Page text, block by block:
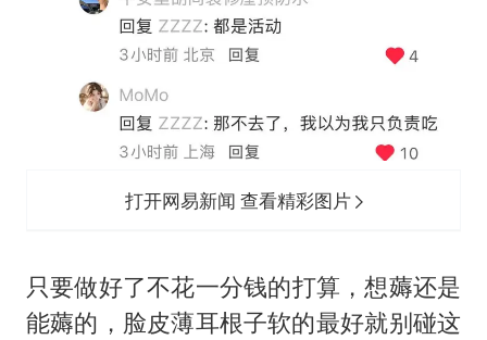
打开网易新闻 查看精彩图片
只要做好了不花一分钱的打算，想薅还是
能薅的，脸皮薄耳根子软的‬最好就别碰这